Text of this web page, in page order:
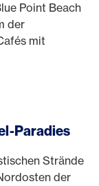
Point Beach
der
mit
Paradies
Strände
der